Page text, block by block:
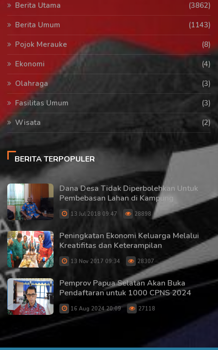
Berita Utama
(3862)
Berita Umum
(1143)
Pojok Merauke
(8)
Ekonomi
(4)
Olahraga
(3)
Fasilitas Umum
(3)
Wisata
(2)
BERITA TERPOPULER
Dana Desa Tidak Diperbolehkan Untuk
Pembebasan Lahan di Kampung
13 Jul 2018 09:47 28898
Peningkatan Ekonomi Keluarga Melalui
Kreatifitas dan Keterampilan
13 Nov 2017 09:34 28307
Pemprov Papua Selatan Akan Buka
Pendaftaran untuk 1000 CPNS 2024
16 Aug 2024 20:09 27118